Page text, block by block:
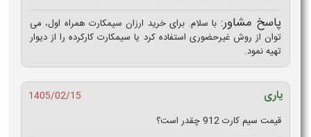
پاسخ مشاور: با سلام. برای خرید ارزان سیمکارت همراه اول، می‌
توان از روش غیرحضوری استفاده کرد یا سیمکارت کارکرده را از دیوار
تهیه نمود.
یاری
1405/02/15
قیمت سیم کارت 912 چقدر است؟